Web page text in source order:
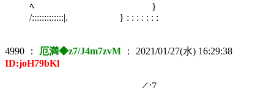
ﾍ }
/:::::::::::::|. } : : : : : : :
4990 ： 厄満◆z7/J4m7zvM ： 2021/01/27(水) 16:29:38
ID:joH79bKl
／:7